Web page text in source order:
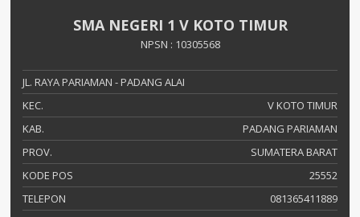
SMA NEGERI 1 V KOTO TIMUR
NPSN : 10305568
JL. RAYA PARIAMAN - PADANG ALAI
KEC.
V KOTO TIMUR
KAB.
PADANG PARIAMAN
PROV.
SUMATERA BARAT
KODE POS
25552
TELEPON
081365411889